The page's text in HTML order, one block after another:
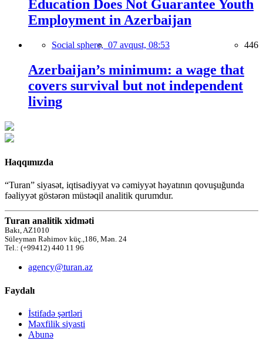
Education Does Not Guarantee Youth
Employment in Azerbaijan
Social sphere, 07 avqust, 08:53 446
Azerbaijan’s minimum: a wage that
covers survival but not independent
living
Haqqımızda
“Turan” siyasət, iqtisadiyyat və cəmiyyət həyatının qovuşuğunda
fəaliyyət göstərən müstəqil analitik qurumdur.
Turan analitik xidməti
Bakı, AZ1010
Süleyman Rəhimov küç.,186, Mən. 24
Tel.: (+99412) 440 11 96
agency@turan.az
Faydalı
İstifadə şərtləri
Məxfilik siyasti
Abunə